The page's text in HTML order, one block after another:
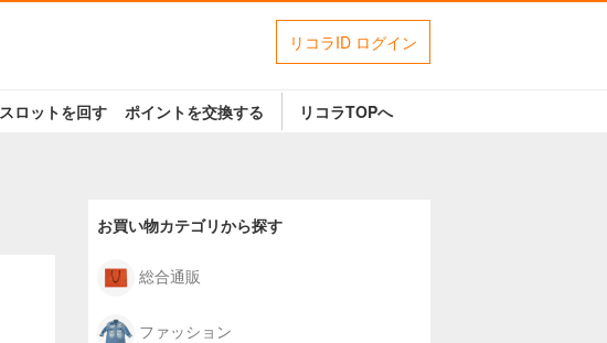
リコラID ログイン
スロットを回す ポイントを交換する リコラTOPへ
お買い物カテゴリから探す
総合通販
ファッション